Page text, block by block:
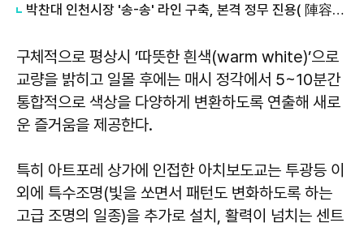
박찬대 인천시장 '송-송' 라인 구축, 본격 정무 진용( 陣容) 갖추기 나서
구체적으로 평상시 ’따뜻한 흰색(warm white)’으로
교량을 밝히고 일몰 후에는 매시 정각에서 5~10분간
통합적으로 색상을 다양하게 변환하도록 연출해 새로
운 즐거움을 제공한다.
특히 아트포레 상가에 인접한 아치보도교는 투광등 이
외에 특수조명(빛을 쏘면서 패턴도 변화하도록 하는
고급 조명의 일종)을 추가로 설치, 활력이 넘치는 센트